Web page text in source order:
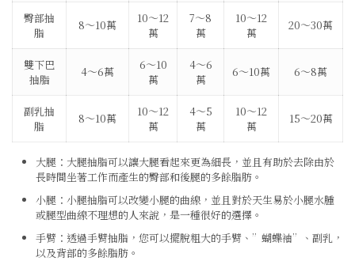
臀部抽
脂
8～10萬
10～12
萬
7～8
萬
10～12
萬
20～30萬
雙下巴
抽脂
4～6萬
6～10
萬
4～6
萬
6～10萬 6～8萬
副乳抽
脂
8～10萬
10～12
萬
4～5
萬
10～12
萬
15～20萬
大腿：大腿抽脂可以讓大腿看起來更為細長，並且有助於去除由於
長時間坐著工作而產生的臀部和後腿的多餘脂肪。
小腿：小腿抽脂可以改變小腿的曲線，並且對於天生易於小腿水腫
或腿型曲線不理想的人來說，是一種很好的選擇。
手臂：透過手臂抽脂，您可以擺脫粗大的手臂、”蝴蝶袖”、副乳，
以及背部的多餘脂肪。